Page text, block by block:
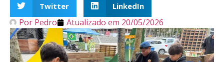
Twitter LinkedIn
Por Pedro Atualizado em 20/05/2026